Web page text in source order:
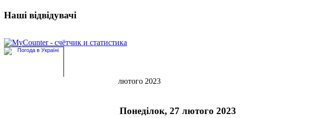
Наші відвідувачі
лютого 2023
Понеділок, 27 лютого 2023